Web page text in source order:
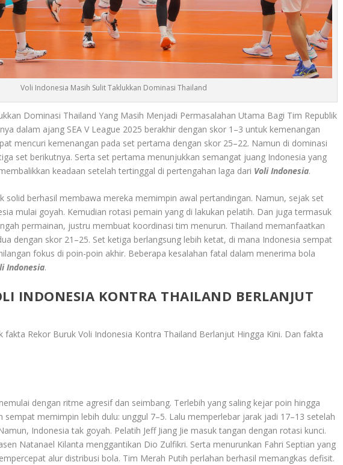
Voli Indonesia Masih Sulit Taklukkan Dominasi Thailand
Dominasi Thailand Yang Masih Menjadi Permasalahan Utama Bagi Tim Republik
dalam ajang SEA V League 2025 berakhir dengan skor 1–3 untuk kemenangan
mencuri kemenangan pada set pertama dengan skor 25–22. Namun di dominasi
set berikutnya. Serta set pertama menunjukkan semangat juang Indonesia yang
keadaan setelah tertinggal di pertengahan laga dari Voli Indonesia.
solid berhasil membawa mereka memimpin awal pertandingan. Namun, sejak set
mulai goyah. Kemudian rotasi pemain yang di lakukan pelatih. Dan juga termasuk
permainan, justru membuat koordinasi tim menurun. Thailand memanfaatkan
dengan skor 21–25. Set ketiga berlangsung lebih ketat, di mana Indonesia sempat
fokus di poin-poin akhir. Beberapa kesalahan fatal dalam menerima bola
Indonesia.
INDONESIA KONTRA THAILAND BERLANJUT
fakta Rekor Buruk Voli Indonesia Kontra Thailand Berlanjut Hingga Kini. Dan fakta
dengan ritme agresif dan seimbang. Terlebih yang saling kejar poin hingga
sempat memimpin lebih dulu: unggul 7–5. Lalu memperlebar jarak jadi 17–13 setelah
Indonesia tak goyah. Pelatih Jeff Jiang Jie masuk tangan dengan rotasi kunci.
Natanael Kilanta menggantikan Dio Zulfikri. Serta menurunkan Fahri Septian yang
alur distribusi bola. Tim Merah Putih perlahan berhasil memangkas defisit.